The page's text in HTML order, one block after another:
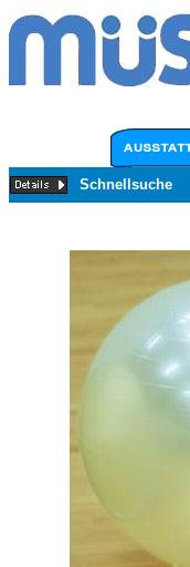
Schnellsuche